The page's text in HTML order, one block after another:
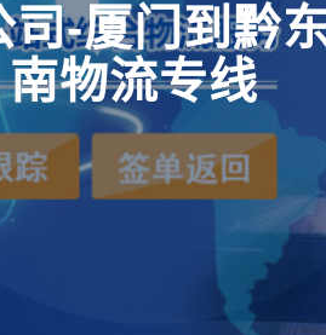
-厦门到黔
南物流专线